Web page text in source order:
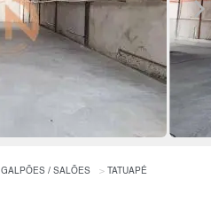
GALPÕES / SALÕES TATUAPÉ